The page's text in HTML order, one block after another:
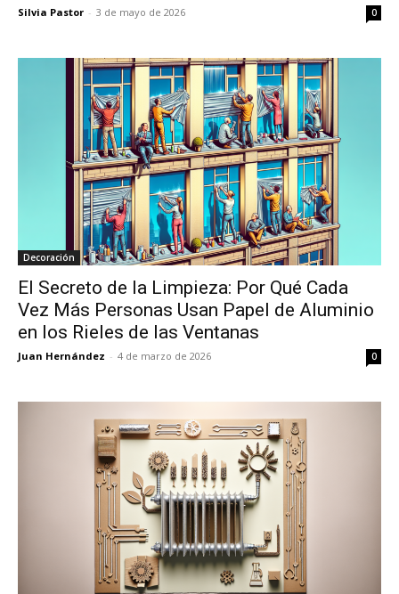
Silvia Pastor - 3 de mayo de 2026 0
Decoración
El Secreto de la Limpieza: Por Qué Cada
Vez Más Personas Usan Papel de Aluminio
en los Rieles de las Ventanas
Juan Hernández - 4 de marzo de 2026 0